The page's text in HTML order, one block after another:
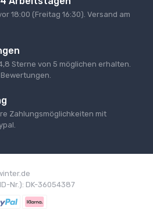
18:00 (Freitag 16:30). Versand am
Sterne von 5 möglichen erhalten
Bewertungen.
Zahlungsmöglichkeiten mit
Nr.): DK-36054387